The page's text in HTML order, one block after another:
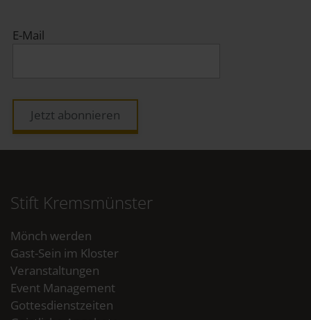
E-Mail
Jetzt abonnieren
Stift Kremsmünster
Mönch werden
Gast-Sein im Kloster
Veranstaltungen
Event Management
Gottesdienstzeiten